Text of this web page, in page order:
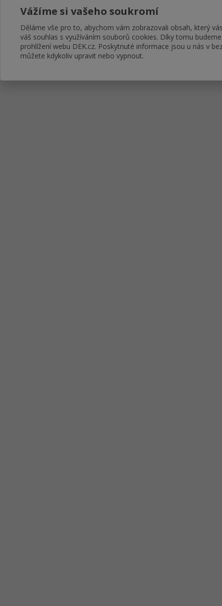
Vážíme si vašeho soukromí
Děláme vše pro to, abychom vám zobrazovali obsah, který
váš souhlas s využíváním souborů cookies. Díky tomu
prohlížení webu DEK.cz. Poskytnuté informace jsou u nás v
můžete kdykoliv upravit nebo vypnout.